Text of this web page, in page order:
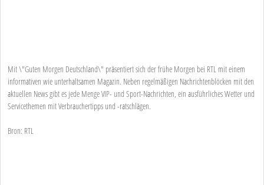
Mit \"Guten Morgen Deutschland\" präsentiert sich der frühe Morgen bei RTL mit einem
informativen wie unterhaltsamen Magazin. Neben regelmäßigen Nachrichtenblöcken mit den
aktuellen News gibt es jede Menge VIP- und Sport-Nachrichten, ein ausführliches Wetter und
Servicethemen mit Verbrauchertipps und -ratschlägen.
Bron: RTL